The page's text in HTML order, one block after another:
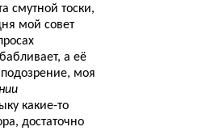
смутной тоски,
мой совет
а её
моя
какие-то
достаточно